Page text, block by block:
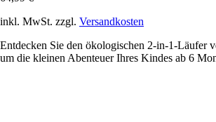
inkl. MwSt. zzgl. Versandkosten
Entdecken Sie den ökologischen 2-in-1-Läufer
um die kleinen Abenteuer Ihres Kindes ab 6